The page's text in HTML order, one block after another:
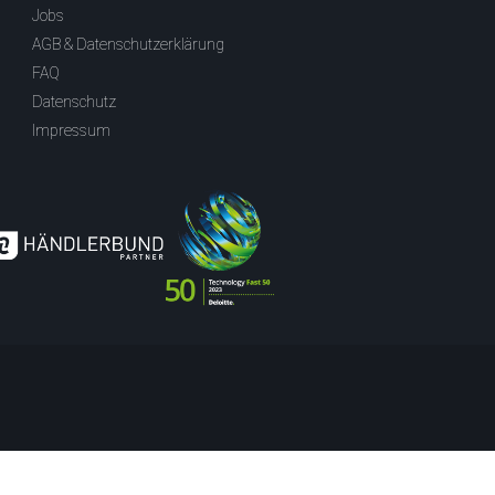
Jobs
AGB & Datenschutzerklärung
FAQ
Datenschutz
Impressum